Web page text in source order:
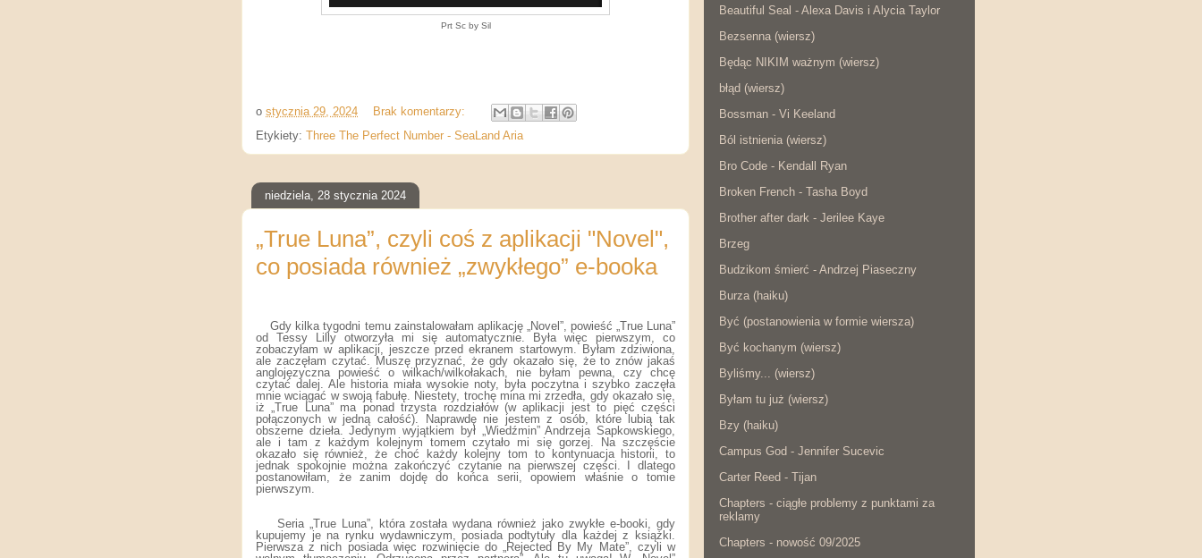
Prt Sc by Sil
o stycznia 29, 2024
Brak komentarzy:
Etykiety: Three The Perfect Number - SeaLand Aria
niedziela, 28 stycznia 2024
„True Luna”, czyli coś z aplikacji "Novel",
co posiada również „zwykłego” e-booka
Gdy kilka tygodni temu zainstalowałam aplikację „Novel”, powieść „True Luna”
od Tessy Lilly otworzyła mi się automatycznie. Była więc pierwszym, co
zobaczyłam w aplikacji, jeszcze przed ekranem startowym. Byłam zdziwiona,
ale zaczęłam czytać. Muszę przyznać, że gdy okazało się, że to znów jakaś
anglojęzyczna powieść o wilkach/wilkołakach, nie byłam pewna, czy chcę
czytać dalej. Ale historia miała wysokie noty, była poczytna i szybko zaczęła
mnie wciągać w swoją fabułę. Niestety, trochę mina mi zrzedła, gdy okazało się,
iż „True Luna” ma ponad trzysta rozdziałów (w aplikacji jest to pięć części
połączonych w jedną całość). Naprawdę nie jestem z osób, które lubią tak
obszerne dzieła. Jedynym wyjątkiem był „Wiedźmin” Andrzeja Sapkowskiego,
ale i tam z każdym kolejnym tomem czytało mi się gorzej. Na szczęście
okazało się również, że choć każdy kolejny tom to kontynuacja historii, to
jednak spokojnie można zakończyć czytanie na pierwszej części. I dlatego
postanowiłam, że zanim dojdę do końca serii, opowiem właśnie o tomie
pierwszym.
Seria „True Luna”, która została wydana również jako zwykłe e-booki, gdy
kupujemy je na rynku wydawniczym, posiada podtytuły dla każdej z książki.
Pierwsza z nich posiada więc rozwinięcie do „Rejected By My Mate”, czyli w
Beautiful Seal - Alexa Davis i Alycia Taylor
Bezsenna (wiersz)
Będąc NIKIM ważnym (wiersz)
błąd (wiersz)
Bossman - Vi Keeland
Ból istnienia (wiersz)
Bro Code - Kendall Ryan
Broken French - Tasha Boyd
Brother after dark - Jerilee Kaye
Brzeg
Budzikom śmierć - Andrzej Piaseczny
Burza (haiku)
Być (postanowienia w formie wiersza)
Być kochanym (wiersz)
Byliśmy... (wiersz)
Byłam tu już (wiersz)
Bzy (haiku)
Campus God - Jennifer Sucevic
Carter Reed - Tijan
Chapters - ciągłe problemy z punktami za
reklamy
Chapters - nowość 09/2025